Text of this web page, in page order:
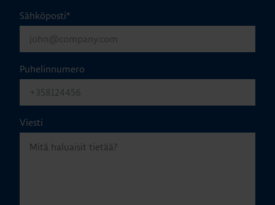
Sähköposti*
Puhelinnumero
Viesti